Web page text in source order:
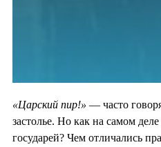
«Царский пир!» — часто
застолье. Но как на самом
государей? Чем отличались